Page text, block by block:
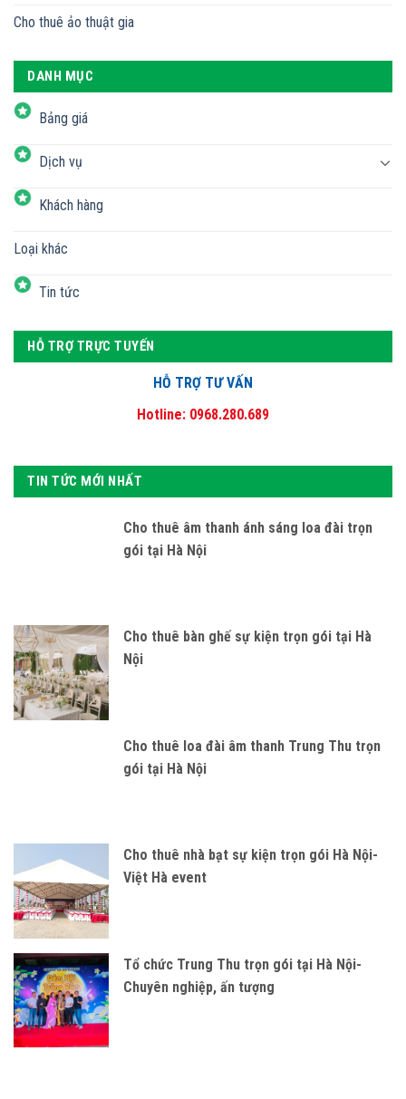
Cho thuê ảo thuật gia
DANH MỤC
Bảng giá
Dịch vụ
Khách hàng
Loại khác
Tin tức
HỖ TRỢ TRỰC TUYẾN
HỖ TRỢ TƯ VẤN
Hotline: 0968.280.689
TIN TỨC MỚI NHẤT
Cho thuê âm thanh ánh sáng loa đài trọn
gói tại Hà Nội
Cho thuê bàn ghế sự kiện trọn gói tại Hà
Nội
Cho thuê loa đài âm thanh Trung Thu trọn
gói tại Hà Nội
Cho thuê nhà bạt sự kiện trọn gói Hà Nội-
Việt Hà event
Tổ chức Trung Thu trọn gói tại Hà Nội-
Chuyên nghiệp, ấn tượng